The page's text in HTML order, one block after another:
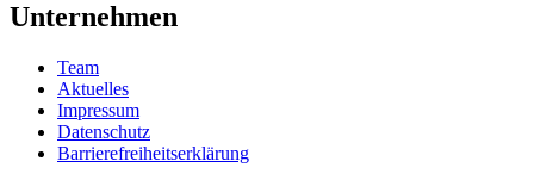
Unternehmen
Team
Aktuelles
Impressum
Datenschutz
Barrierefreiheitserklärung